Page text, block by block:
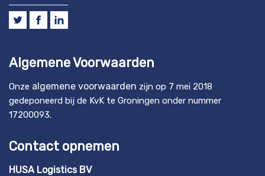
Algemene Voorwaarden
Onze algemene voorwaarden zijn op 7 mei 2018
gedeponeerd bij de KvK te Groningen onder nummer
17200093.
Contact opnemen
HUSA Logistics BV